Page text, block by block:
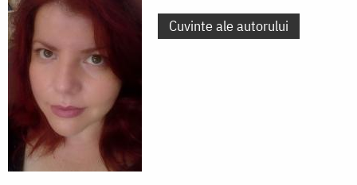
Cuvinte ale autorului